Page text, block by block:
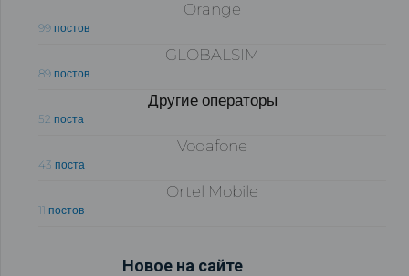
Orange
99 постов
GLOBALSIM
89 постов
Другие операторы
52 поста
Vodafone
43 поста
Ortel Mobile
11 постов
Новое на сайте